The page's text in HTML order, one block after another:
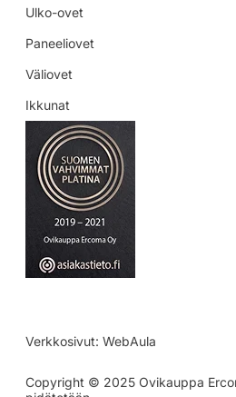
Ulko-ovet
Paneeliovet
Väliovet
Ikkunat
Verkkosivut: WebAula
Copyright © 2025 Ovikauppa